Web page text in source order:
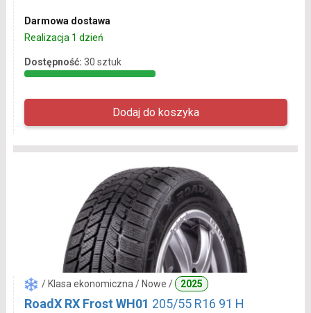
Darmowa dostawa
Realizacja 1 dzień
Dostępność: 30 sztuk
/ Klasa ekonomiczna / Nowe / 2025
RoadX RX Frost WH01 205/55 R16 91 H